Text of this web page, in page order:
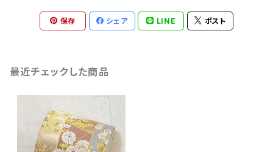
保存 シェア LINE ポスト
最近チェックした商品